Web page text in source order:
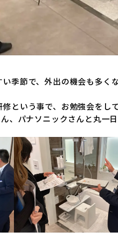
い季節で、外出の機会も多
という事で、お勉強会をし
、パナソニックさんと丸一